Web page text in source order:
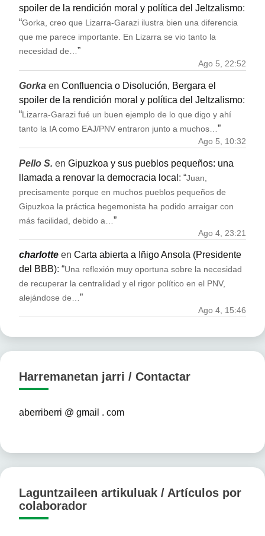
spoiler de la rendición moral y política del Jeltzalismo:
“Gorka, creo que Lizarra-Garazi ilustra bien una diferencia
que me parece importante. En Lizarra se vio tanto la
necesidad de…”
Ago 5, 22:52
Gorka en Confluencia o Disolución, Bergara el
spoiler de la rendición moral y política del Jeltzalismo:
“ Lizarra-Garazi fué un buen ejemplo de lo que digo y ahí
tanto la IA como EAJ/PNV entraron junto a muchos… ”
Ago 5, 10:32
Pello S. en Gipuzkoa y sus pueblos pequeños: una
llamada a renovar la democracia local : “Juan,
precisamente porque en muchos pueblos pequeños de
Gipuzkoa la práctica hegemonista ha podido arraigar con
más facilidad, debido a… ”
Ago 4, 23:21
charlotte en Carta abierta a Iñigo Ansola (Presidente
del BBB): “Una reflexión muy oportuna sobre la necesidad
de recuperar la centralidad y el rigor político en el PNV,
alejándose de…”
Ago 4, 15:46
Harremanetan jarri / Contactar
aberriberri @ gmail . com
Laguntzaileen artikuluak / Artículos por
colaborador